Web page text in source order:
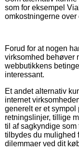
som for eksempel
omkostningerne over
Forud for at nogen
virksomhed behøver
webbutikkens
interessant.
Et andet alternativ
internet
generelt er et sympol
retningslinjer, tillige
til af sagkyndige som
tilbydes du mulighed
dilemmaer ved dit